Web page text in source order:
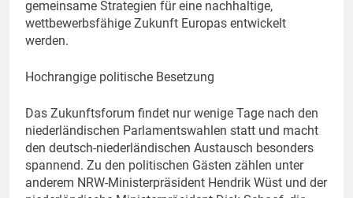
gemeinsame Strategien für eine nachhaltige,
wettbewerbsfähige Zukunft Europas entwickelt
werden.
Hochrangige politische Besetzung
Das Zukunftsforum findet nur wenige Tage nach den
niederländischen Parlamentswahlen statt und macht
den deutsch-niederländischen Austausch besonders
spannend. Zu den politischen Gästen zählen unter
anderem NRW-Ministerpräsident Hendrik Wüst und der